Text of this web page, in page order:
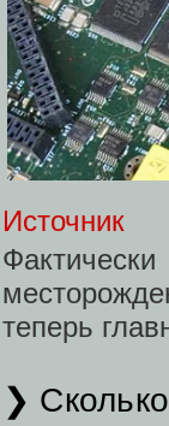
Источник
теперь
❯